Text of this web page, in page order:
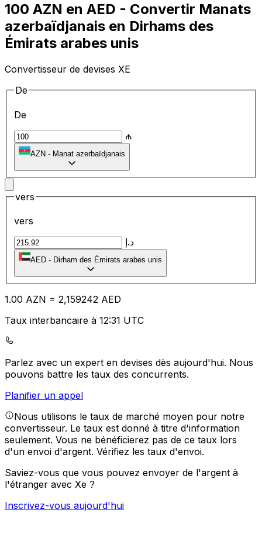
100 AZN en AED - Convertir Manats
azerbaïdjanais en Dirhams des
Émirats arabes unis
Convertisseur de devises XE
De
De
₼
AZN - Manat azerbaïdjanais
vers
vers
د.إ
AED - Dirham des Émirats arabes unis
1.00 AZN = 2,159242 AED
Taux interbancaire à 12:31 UTC
Parlez avec un expert en devises dès aujourd'hui. Nous
pouvons battre les taux des concurrents.
Planifier un appel
Nous utilisons le taux de marché moyen pour notre
convertisseur. Le taux est donné à titre d'information
seulement. Vous ne bénéficierez pas de ce taux lors
d'un envoi d'argent. Vérifiez les taux d'envoi.
Saviez-vous que vous pouvez envoyer de l'argent à
l'étranger avec Xe ?
Inscrivez-vous aujourd'hui